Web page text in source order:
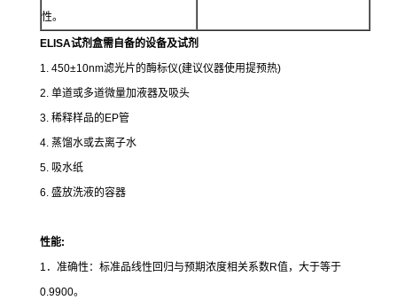
性。
ELISA试剂盒需自备的设备及试剂
1. 450±10nm滤光片的酶标仪(建议仪器使用提预热)
2. 单道或多道微量加液器及吸头
3. 稀释样品的EP管
4. 蒸馏水或去离子水
5. 吸水纸
6. 盛放洗液的容器
性能:
1．准确性：标准品线性回归与预期浓度相关系数R值，大于等于
0.9900。